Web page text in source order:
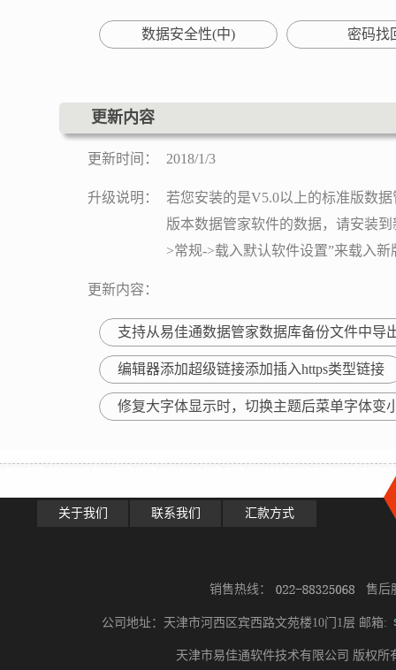
数据安全性(中) 密码找
更新内容
更新时间： 2018/1/3
升级说明：
若您安装的是V5.0以上的标准版数
版本数据管家软件的数据，请安装
>常规->载入默认软件设置”来载入
更新内容：
支持从易佳通数据管家数据库备份文件中导
编辑器添加超级链接添加插入https类型链接
修复大字体显示时，切换主题后菜单字体变
关于我们 联系我们 汇款方式
销售热线： 售后
公司地址：天津市河西区宾西路文苑楼10门1层 邮箱:
天津市易佳通软件技术有限公司 版权